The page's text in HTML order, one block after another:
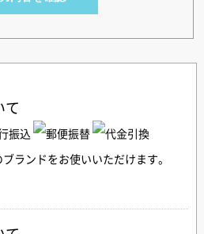
て
ランドをお使いいただけます。